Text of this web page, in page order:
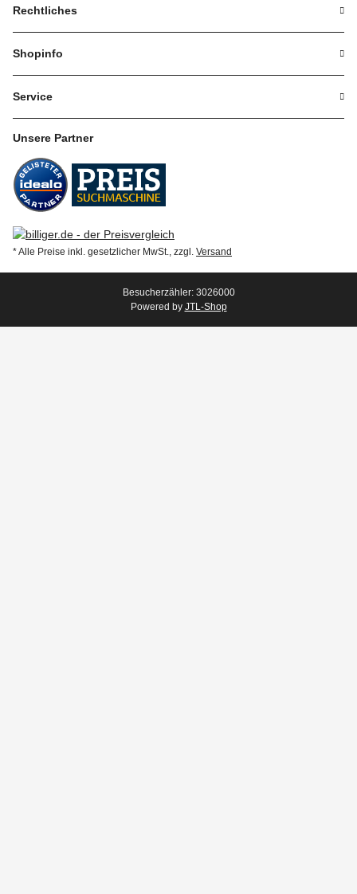
Rechtliches
Shopinfo
Service
Unsere Partner
* Alle Preise inkl. gesetzlicher MwSt., zzgl. Versand
Besucherzähler: 3026000
Powered by JTL-Shop